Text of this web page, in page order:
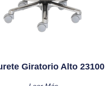
Giratorio Alto 23100